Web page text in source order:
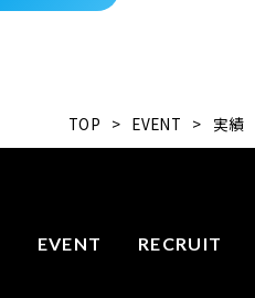
TOP > EVENT > 実績
EVENT RECRUIT